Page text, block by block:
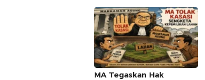
MA Tegaskan Hak